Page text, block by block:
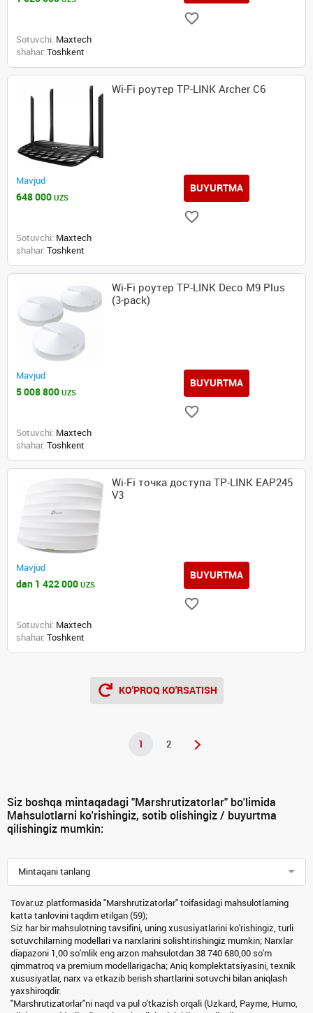
Sotuvchi: Maxtech
shahar: Toshkent
Wi-Fi роутер TP-LINK Archer C6
Mavjud
648 000 UZS
BUYURTMA
Sotuvchi: Maxtech
shahar: Toshkent
Wi-Fi роутер TP-LINK Deco M9 Plus
(3-pack)
Mavjud
5 008 800 UZS
BUYURTMA
Sotuvchi: Maxtech
shahar: Toshkent
Wi-Fi точка доступа TP-LINK EAP245
V3
Mavjud
dan 1 422 000 UZS
BUYURTMA
Sotuvchi: Maxtech
shahar: Toshkent
KO'PROQ KO'RSATISH
1 2
Siz boshqa mintaqadagi "Marshrutizatorlar" bo'limida
Mahsulotlarni ko'rishingiz, sotib olishingiz / buyurtma
qilishingiz mumkin:
Mintaqani tanlang
Tovar.uz platformasida "Marshrutizatorlar" toifasidagi mahsulotlarning
katta tanlovini taqdim etilgan (59);
Siz har bir mahsulotning tavsifini, uning xususiyatlarini ko'rishingiz, turli
sotuvchilarning modellari va narxlarini solishtirishingiz mumkin; Narxlar
diapazoni 1,00 so'mlik eng arzon mahsulotdan 38 740 680,00 so'm
qimmatroq va premium modellarigacha; Aniq komplektatsiyasini, texnik
xususiyatlar, narx va etkazib berish shartlarini sotuvchi bilan aniqlash
yaxshiroqdir.
"Marshrutizatorlar"ni naqd va pul o'tkazish orqali (Uzkard, Payme, Humo,